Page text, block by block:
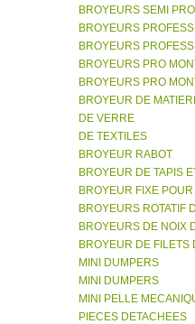
BROYEURS SEMI PRO
BROYEURS
BROYEURS
BROYEURS PRO
BROYEURS PRO
BROYEUR DE
DE VERRE
DE TEXTILES
BROYEUR RABOT
BROYEUR DE TAPIS
BROYEUR FIXE
BROYEURS ROTATIF
BROYEURS DE NOIX
BROYEUR DE FILETS
MINI DUMPERS
MINI DUMPERS
MINI PELLE
PIECES DETACHEES